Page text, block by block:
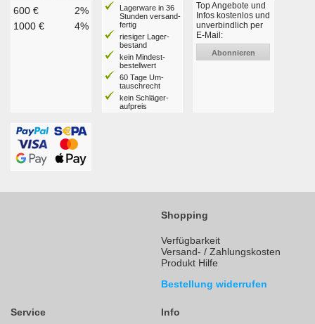
600 €
2%
1000 €
4%
Lagerware in 36
Stunden ver­sand­
fertig
riesiger Lager­
bestand
kein Mindest­
bestell­wert
60 Tage Um­
tausch­recht
kein Schläger­
aufpreis
Top Angebote und
Infos kostenlos und
unverbindlich per
E-Mail:
Abonnieren
Shopping
Verfügbarkeit
Versand- / Zahlungskosten
Produkt Hilfe
Bestellung widerrufen
Service Info